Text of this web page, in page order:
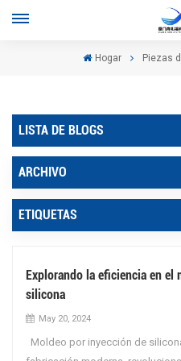
Hogar Piezas
LISTA DE BLOGS
ARCHIVO
ETIQUETAS
Explorando la eficiencia en el
silicona
May 20, 2024
Moldeo por inyección de